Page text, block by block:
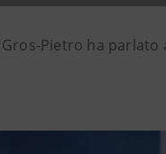
Pietro ha